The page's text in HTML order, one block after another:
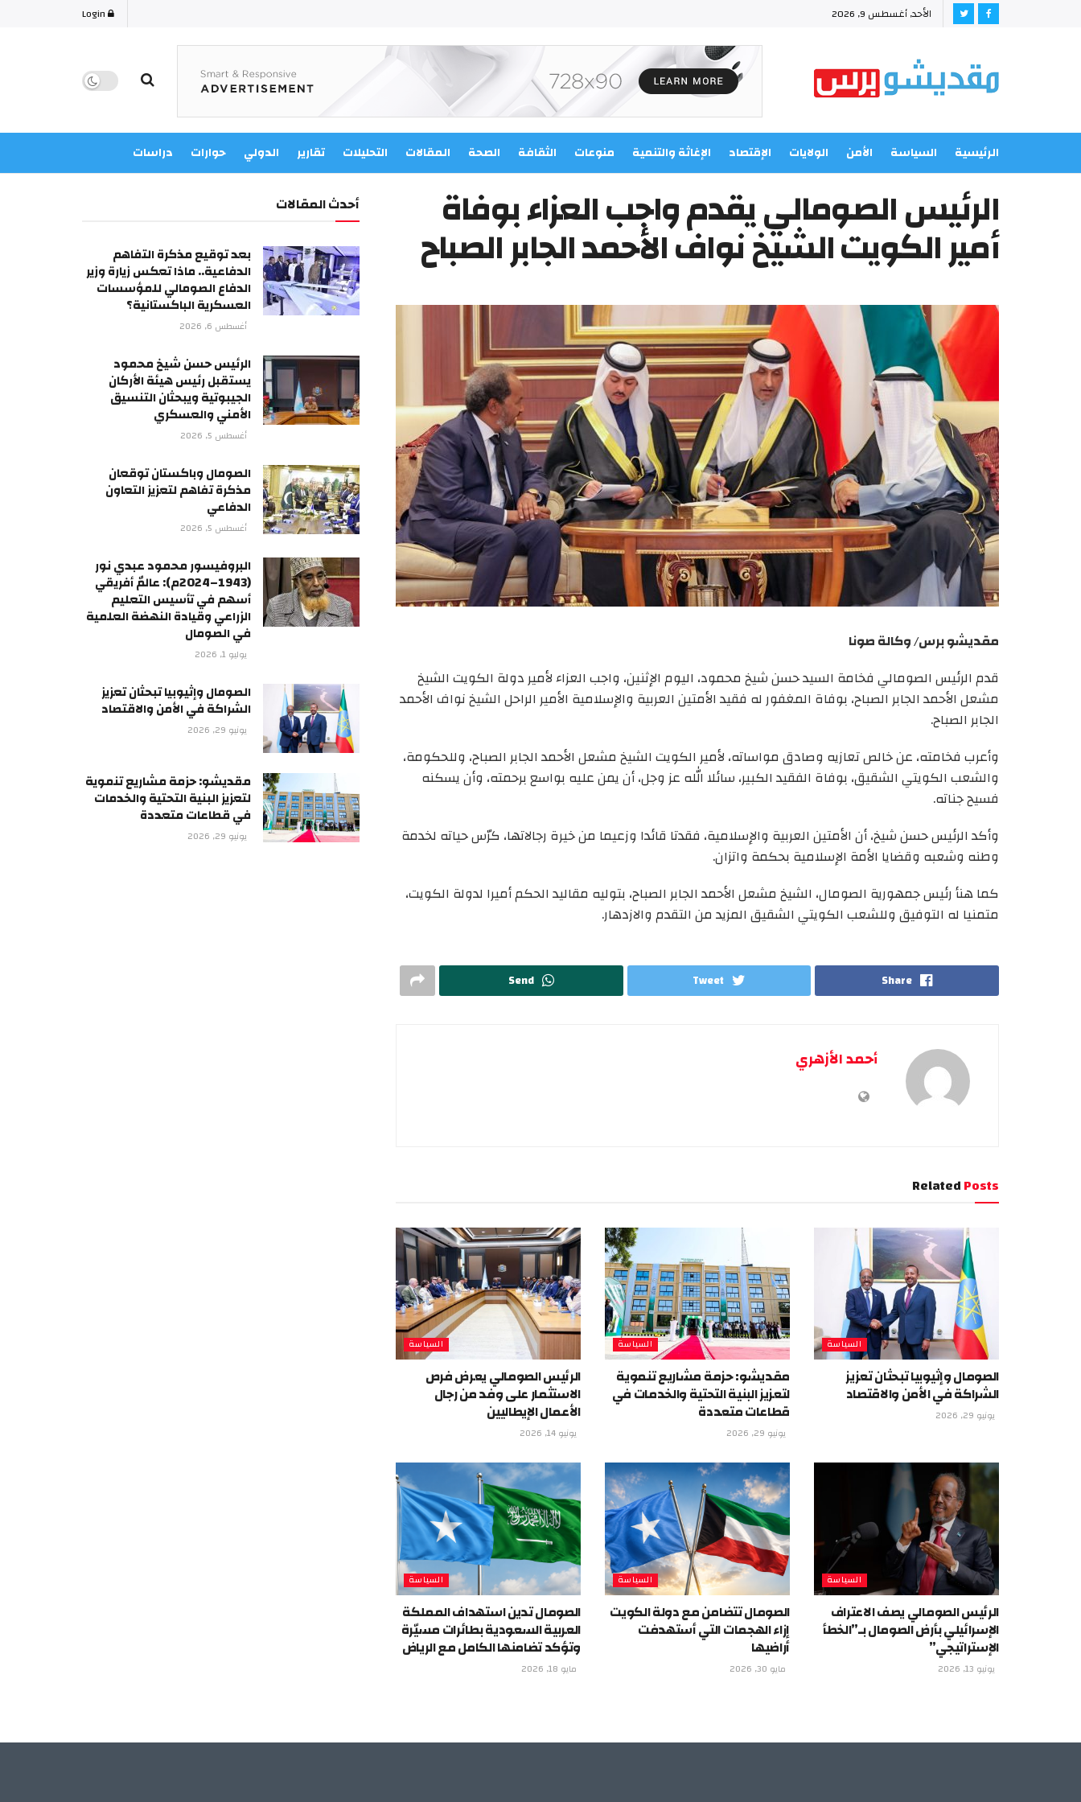
الأحد, أغسطس 9, 2026
الرئيسية السياسة الأمن الولايات الإقتصاد الإغاثة والتنمية منوعات الثقافة الصحة المقالات التحليلات تقارير الدولي حوارات دراسات
الرئيس الصومالي يقدم واجب العزاء بوفاة
أمير الكويت الشيخ نواف الأحمد الجابر الصباح
مقديشو برس/ وكالة صونا
قدم الرئيس الصومالي فخامة السيد حسن شيخ محمود، اليوم الإثنين، واجب العزاء لأمير دولة الكويت الشيخ
مشعل الأحمد الجابر الصباح، بوفاة المغفور له فقيد الأمتين العربية والإسلامية الأمير الراحل الشيخ نواف الأحمد
الجابر الصباح.
وأعرب فخامته، عن خالص تعازيه وصادق مواساته، لأمير الكويت الشيخ مشعل الأحمد الجابر الصباح، وللحكومة،
والشعب الكويتي الشقيق، بوفاة الفقيد الكبير، سائلا الله عز وجل، أن يمن عليه بواسع برحمته، وأن يسكنه
فسيح جناته.
وأكد الرئيس حسن شيخ، أن الأمتين العربية والإسلامية، فقدتا قائدا وزعيما من خيرة رجالاتها، كرّس حياته لخدمة
وطنه وشعبه وقضايا الأمة الإسلامية بحكمة واتزان.
كما هنأ رئيس جمهورية الصومال، الشيخ مشعل الأحمد الجابر الصباح، بتوليه مقاليد الحكم أميرا لدولة الكويت،
متمنيا له التوفيق وللشعب الكويتي الشقيق المزيد من التقدم والازدهار.
Share
Tweet
Send
أحمد الأزهري
RelatedPosts
السياسة
الصومال وإثيوبيا تبحثان تعزيز
الشراكة في الأمن والاقتصاد
يونيو 29, 2026
السياسة
مقديشو: حزمة مشاريع تنموية
لتعزيز البنية التحتية والخدمات في
قطاعات متعددة
يونيو 29, 2026
السياسة
الرئيس الصومالي يعرض فرص
الاستثمار على وفد من رجال
الأعمال الإيطاليين
يونيو 14, 2026
السياسة
الرئيس الصومالي يصف الاعتراف
الإسرائيلي بأرض الصومال بـ”الخطأ
الإستراتيجي”
يونيو 13, 2026
السياسة
الصومال تتضامن مع دولة الكويت
إزاء الهجمات التي أستهدفت
أراضيها
مايو 30, 2026
السياسة
الصومال تدين استهداف المملكة
العربية السعودية بطائرات مسيّرة
وتؤكد تضامنها الكامل مع الرياض
مايو 18, 2026
أحدث المقالات
بعد توقيع مذكرة التفاهم
الدفاعية.. ماذا تعكس زيارة وزير
الدفاع الصومالي للمؤسسات
العسكرية الباكستانية؟
أغسطس 6, 2026
الرئيس حسن شيخ محمود
يستقبل رئيس هيئة الأركان
الجيبوتية ويبحثان التنسيق
الأمني والعسكري
أغسطس 5, 2026
الصومال وباكستان توقعان
مذكرة تفاهم لتعزيز التعاون
الدفاعي
أغسطس 5, 2026
البروفيسور محمود عبدي نور
(1943–2024م): عالمٌ أفريقي
أسهم في تأسيس التعليم
الزراعي وقيادة النهضة العلمية
في الصومال
يوليو 1, 2026
الصومال وإثيوبيا تبحثان تعزيز
الشراكة في الأمن والاقتصاد
يونيو 29, 2026
مقديشو: حزمة مشاريع تنموية
لتعزيز البنية التحتية والخدمات
في قطاعات متعددة
يونيو 29, 2026